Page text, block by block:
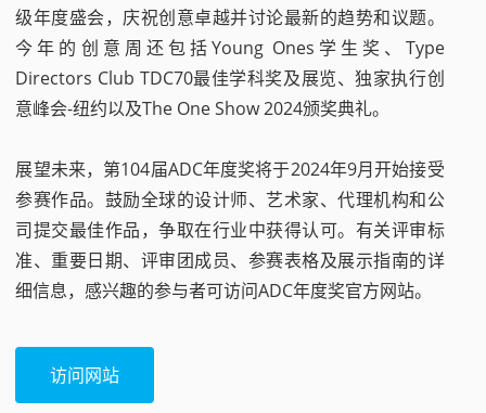
级年度盛会，庆祝创意卓越并讨论最新的趋势和议题。
今年的创意周还包括Young Ones学生奖、Type
Directors Club TDC70最佳学科奖及展览、独家执行创
意峰会-纽约以及The One Show 2024颁奖典礼。
展望未来，第104届ADC年度奖将于2024年9月开始接受
参赛作品。鼓励全球的设计师、艺术家、代理机构和公
司提交最佳作品，争取在行业中获得认可。有关评审标
准、重要日期、评审团成员、参赛表格及展示指南的详
细信息，感兴趣的参与者可访问ADC年度奖官方网站。
访问网站